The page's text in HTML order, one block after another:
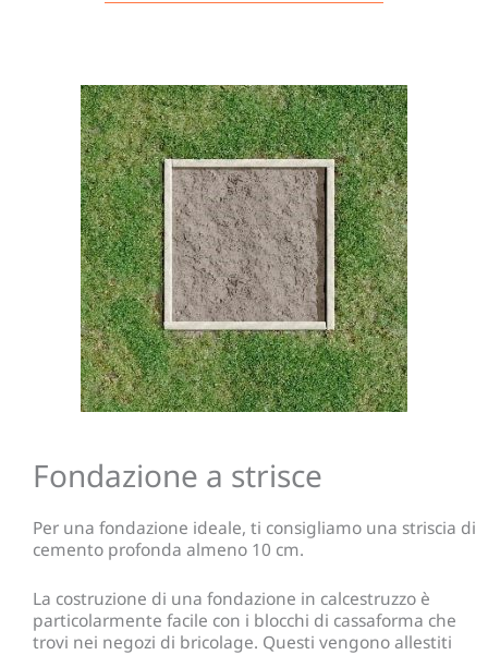
Fondazione a strisce
Per una fondazione ideale, ti consigliamo una striscia di
cemento profonda almeno 10 cm.
La costruzione di una fondazione in calcestruzzo è
particolarmente facile con i blocchi di cassaforma che
trovi nei negozi di bricolage. Questi vengono allestiti